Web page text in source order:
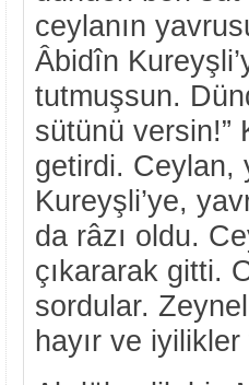
ceylanın
Âbidîn
tutmuşsun.
sütünü versin!”
getirdi. Ceylan,
Kureyşli’ye,
da râzı oldu.
çıkararak gitti.
sordular.
hayır ve